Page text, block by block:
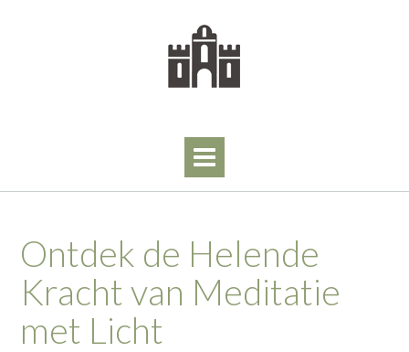
Ontdek de Helende
Kracht van Meditatie
met Licht